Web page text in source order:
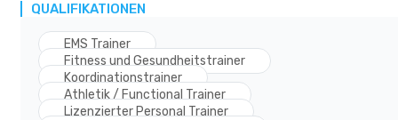
QUALIFIKATIONEN
EMS Trainer
Fitness und Gesundheitstrainer
Koordinationstrainer
Athletik / Functional Trainer
Lizenzierter Personal Trainer